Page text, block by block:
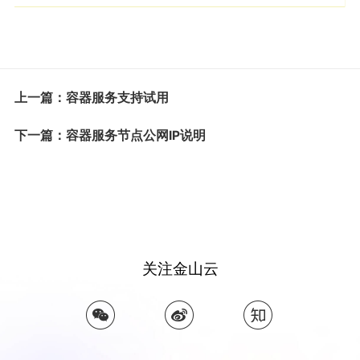
上一篇：容器服务支持试用
下一篇：容器服务节点公网IP说明
关注金山云